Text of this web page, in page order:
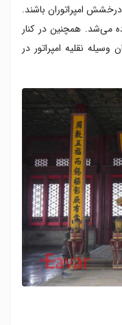
امپراتوران باشند.
می‌شد. همچنین در کنار
نقلیه امپراتور در